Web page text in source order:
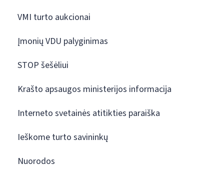
VMI turto aukcionai
Įmonių VDU palyginimas
STOP šešėliui
Krašto apsaugos ministerijos informacija
Interneto svetainės atitikties paraiška
Ieškome turto savininkų
Nuorodos